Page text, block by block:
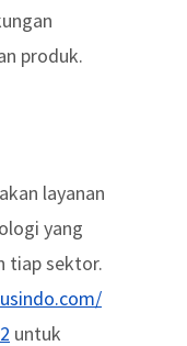
produk.
layanan
yang
tiap sektor.
untuk